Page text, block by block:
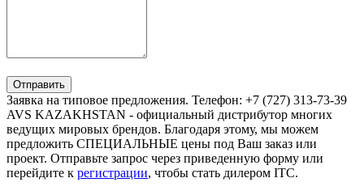
Отправить
Заявка на типовое предложения. Телефон: +7 (727) 313-73-39
AVS KAZAKHSTAN - официальный дистрибутор многих
ведущих мировых брендов. Благодаря этому, мы можем
предложить СПЕЦИАЛЬНЫЕ цены под Ваш заказ или
проект. Отправьте запрос через приведенную форму или
перейдите к регистрации, чтобы стать дилером ITC.